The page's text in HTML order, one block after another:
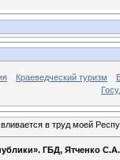
Краеведческий туризм
в труд моей
ГБД, Ятченко С.А.